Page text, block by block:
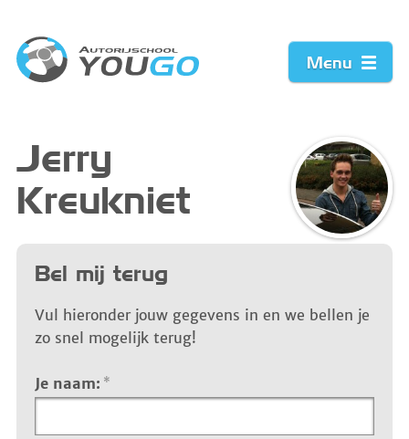
Menu
Prijzen
Werkwijze
Vacature
Contact
Jerry
Kreukniet
Bel mij terug
Vul hieronder jouw gegevens in en we bellen je
zo snel mogelijk terug!
Je naam: *